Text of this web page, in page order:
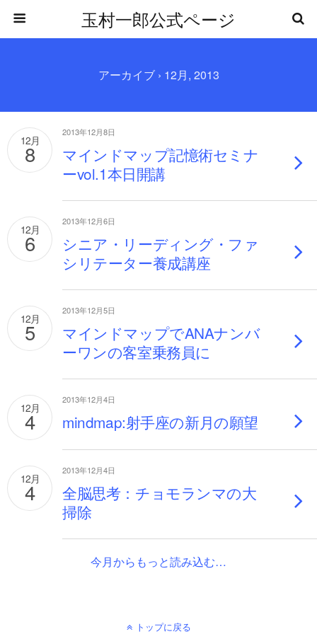
玉村一郎公式ページ
アーカイブ › 12月, 2013
12月
8
2013年12月8日
マインドマップ記憶術セミナ
ーvol.1本日開講
12月
6
2013年12月6日
シニア・リーディング・ファ
シリテーター養成講座
12月
5
2013年12月5日
マインドマップでANAナンバ
ーワンの客室乗務員に
12月
4
2013年12月4日
mindmap:射手座の新月の願望
12月
4
2013年12月4日
全脳思考：チョモランマの大
掃除
今月からもっと読み込む…
トップに戻る